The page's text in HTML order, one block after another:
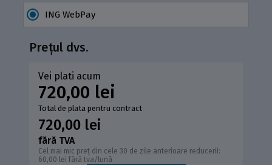
ING WebPay
Prețul dvs.
Vei plati acum
720,00 lei
Total de plata pentru contract
720,00 lei
fără TVA
Cel mai mic preț din cele 30 de zile anterioare reducerii:
60,00 lei fără tva/lună